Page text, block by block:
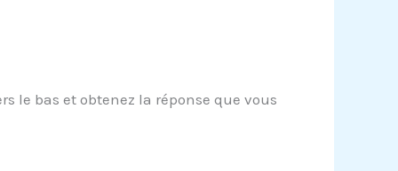
le bas et obtenez la réponse que vous